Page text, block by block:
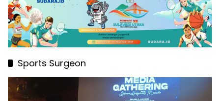
Sports Surgeon